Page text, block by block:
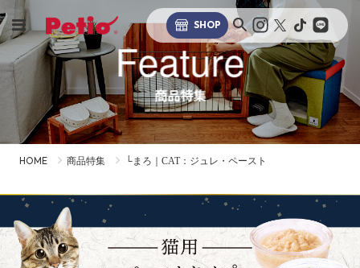
SHOP
Feature
商品特集
HOME 商品特集 └まろ｜CAT：ジュレ・ペースト